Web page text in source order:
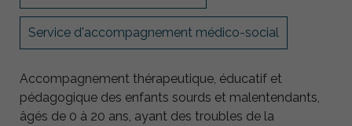
Service d'accompagnement médico-social
Accompagnement thérapeutique, éducatif et
pédagogique des enfants sourds et malentendants,
âgés de 0 à 20 ans, ayant des troubles de la